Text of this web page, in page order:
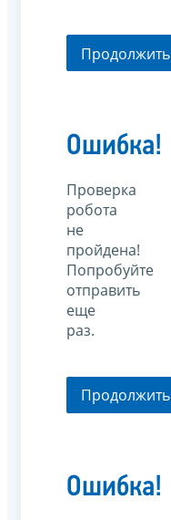
Продолжить
Ошибка!
Проверка
робота
не
пройдена!
Попробуйте
отправить
еще
раз.
Продолжить
Ошибка!